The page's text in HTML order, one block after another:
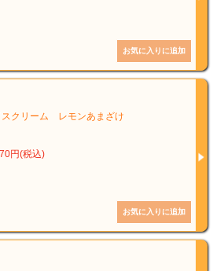
スクリーム レモンあまざけ
円(税込)